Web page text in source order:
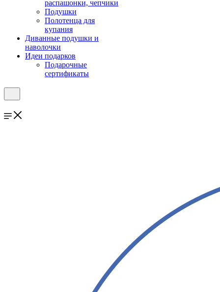
распашонки, чепчики
Подушки
Полотенца для
купания
Диванные подушки и
наволочки
Идеи подарков
Подарочные
сертификаты